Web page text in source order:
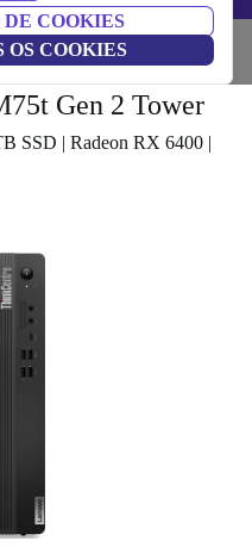
COOKIES
OS COOKIES
de secretária Lenovo
Gen 2 Tower
SSD | Radeon RX 6400 |